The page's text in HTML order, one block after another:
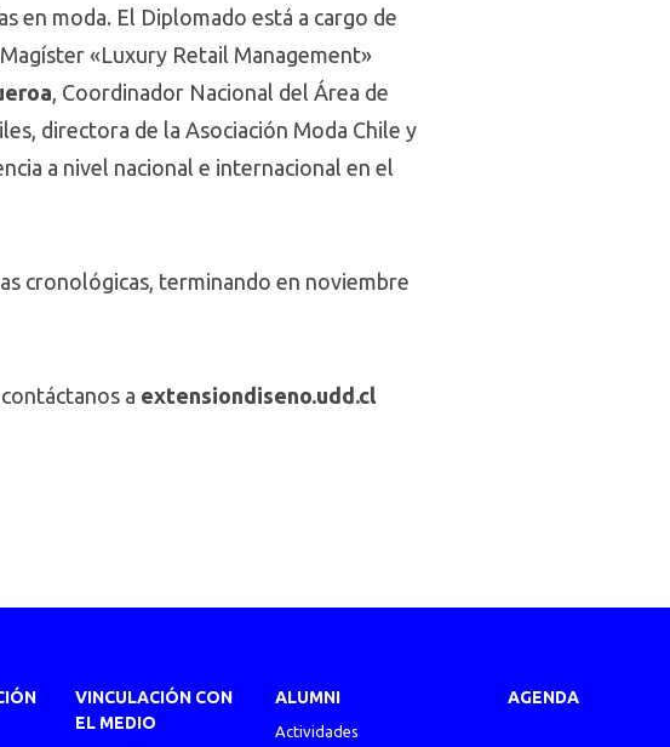
en moda. El Diplomado está a cargo de
«Luxury Retail Management»
, Coordinador Nacional del Área de
directora de la Asociación Moda Chile y
a nivel nacional e internacional en el
cronológicas, terminando en noviembre
a extensiondiseno.udd.cl
VINCULACIÓN CON
EL MEDIO
ALUMNI
Actividades
AGENDA